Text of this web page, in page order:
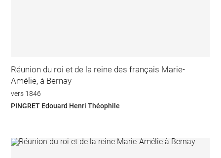
Réunion du roi et de la reine des français Marie-
Amélie, à Bernay
vers 1846
PINGRET Edouard Henri Théophile